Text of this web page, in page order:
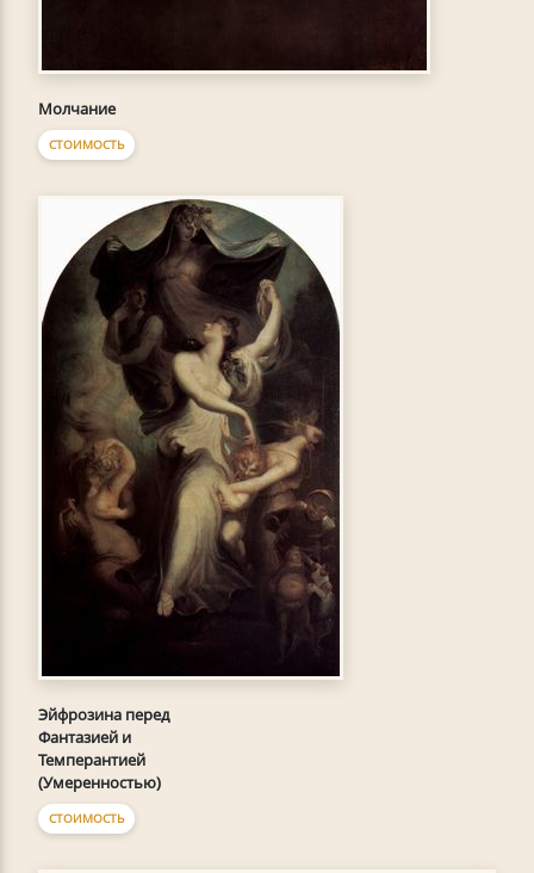
Молчание
СТОИМОСТЬ
Эйфрозина перед
Фантазией и
Темперантией
(Умеренностью)
СТОИМОСТЬ